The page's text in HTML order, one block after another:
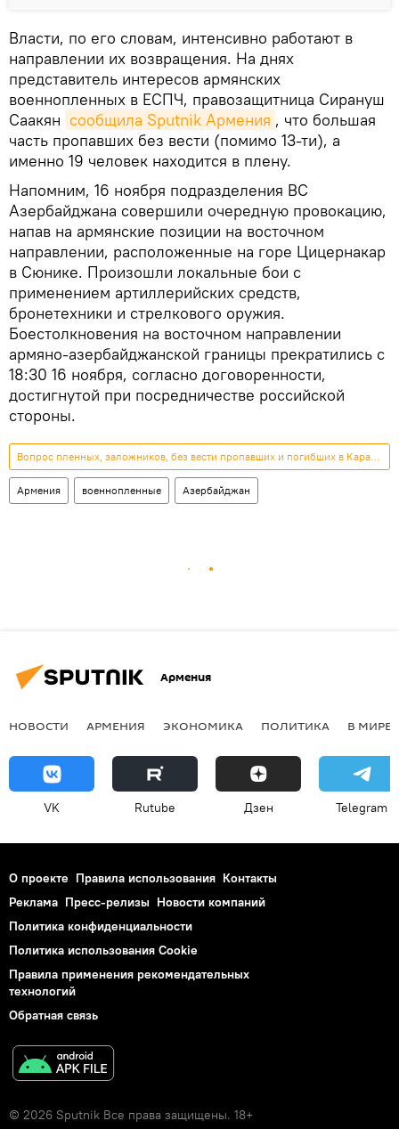
Власти, по его словам, интенсивно работают в
направлении их возвращения. На днях
представитель интересов армянских
военнопленных в ЕСПЧ, правозащитница Сирануш
Саакян сообщила Sputnik Армения , что большая
часть пропавших без вести (помимо 13-ти), а
именно 19 человек находится в плену.
Напомним, 16 ноября подразделения ВС
Азербайджана совершили очередную провокацию,
напав на армянские позиции на восточном
направлении, расположенные на горе Цицернакар
в Сюнике. Произошли локальные бои с
применением артиллерийских средств,
бронетехники и стрелкового оружия.
Боестолкновения на восточном направлении
армяно-азербайджанской границы прекратились с
18:30 16 ноября, согласно договоренности,
достигнутой при посредничестве российской
стороны.
Вопрос пленных, заложников, без вести пропавших и погибших в Карабахе
Армения военнопленные Азербайджан
Армения
НОВОСТИ АРМЕНИЯ ЭКОНОМИКА ПОЛИТИКА В МИРЕ
VK Rutube Дзен Telegram
О проекте Правила использования Контакты
Реклама Пресс-релизы Новости компаний
Политика конфиденциальности
Политика использования Cookie
Правила применения рекомендательных
технологий
Обратная связь
© 2026 Sputnik Все права защищены. 18+